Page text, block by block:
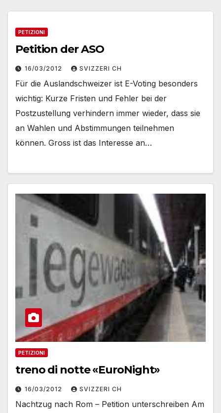
PETIZIONI
Petition der ASO
16/03/2012 SVIZZERI CH
Für die Auslandschweizer ist E-Voting besonders
wichtig: Kurze Fristen und Fehler bei der
Postzustellung verhindern immer wieder, dass sie
an Wahlen und Abstimmungen teilnehmen
können. Gross ist das Interesse an…
PETIZIONI
treno di notte «EuroNight»
16/03/2012 SVIZZERI CH
Nachtzug nach Rom – Petition unterschreiben Am